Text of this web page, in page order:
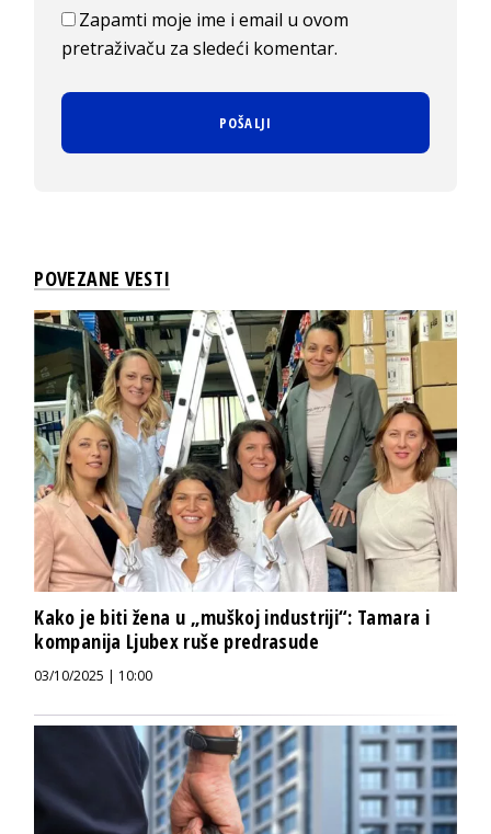
Zapamti moje ime i email u ovom
pretraživaču za sledeći komentar.
POVEZANE VESTI
Kako je biti žena u „muškoj industriji“: Tamara i
kompanija Ljubex ruše predrasude
03/10/2025 | 10:00